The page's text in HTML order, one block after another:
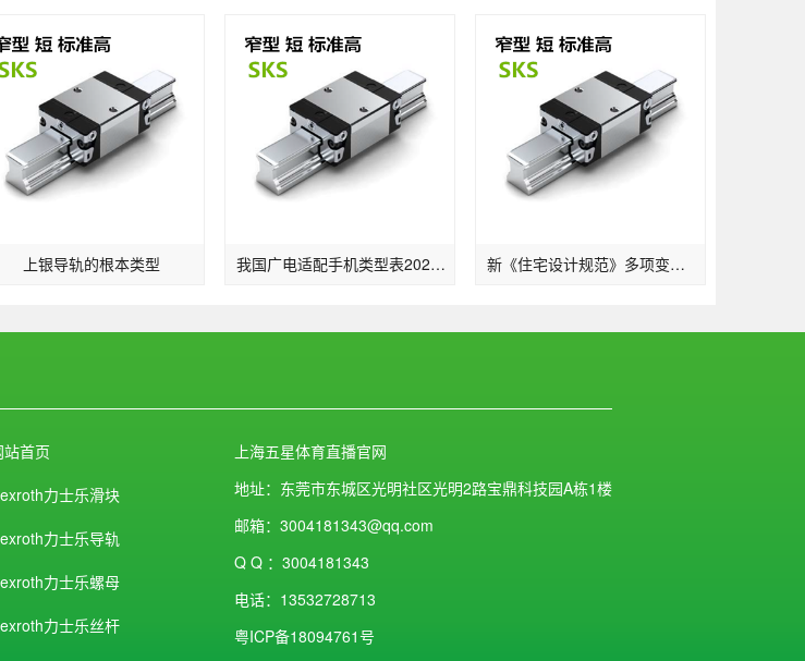
上银导轨的根本类型 我国广电适配手机类型表2022一览：支撑的手机品牌及晋级时刻发布(2) 新《住宅设计规范》多项变化：2层及以上住宅设置电梯明确担架电梯尺寸…
站首页
力士乐滑块
力士乐导轨
力士乐螺母
力士乐丝杆
上海五星体育直播官网
地址： 东莞市东城区光明社区光明2路宝鼎科技园A栋1楼
邮箱： 3004181343@qq.com
Q Q ： 3004181343
电话： 13532728713
粤ICP备18094761号